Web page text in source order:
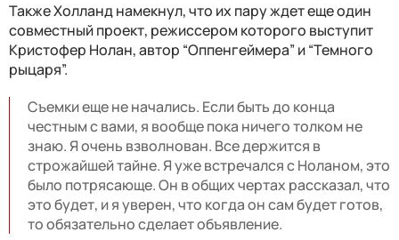
Также Холланд намекнул, что их пару ждет еще один
совместный проект, режиссером которого выступит
Кристофер Нолан, автор “Оппенгеймера” и “Темного
рыцаря”.
Съемки еще не начались. Если быть до конца
честным с вами, я вообще пока ничего толком не
знаю. Я очень взволнован. Все держится в
строжайшей тайне. Я уже встречался с Ноланом, это
было потрясающе. Он в общих чертах рассказал, что
это будет, и я уверен, что когда он сам будет готов,
то обязательно сделает объявление.